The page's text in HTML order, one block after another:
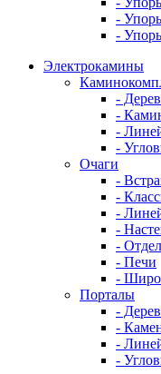
-
-
Электрокамины
-
-
-
-
Очаги
-
-
-
-
-
- Печи
-
Порталы
-
-
-
-